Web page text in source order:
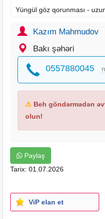
Yüngül göz qorunması -
Memarlar, dizaynerlər,
tələbələr üçün əladır.
Yerə qənaət - Kompakt klip
masanın tamamilə sərbəst
verir.
Çatdırılma Şəhər daxili
İş yerlərinə də, Çatdırılma var.
Odəniş nağd, kartdan
Kazım Mahmudov
Bakı şəhəri
0557880045
⚠ Beh göndərmədən
olun!
Paylaş
Tarix: 01.07.2026
ViP elan et